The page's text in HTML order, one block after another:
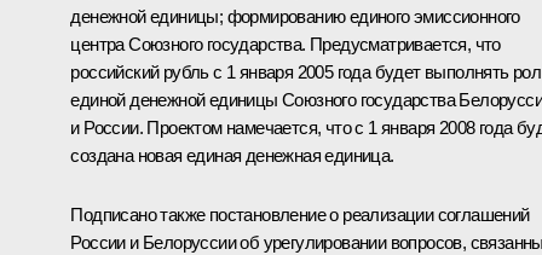
денежной единицы; формированию единого эмиссионного
центра Союзного государства. Предусматривается, что
российский рубль с 1 января 2005 года будет выполнять
единой денежной единицы Союзного государства
и России. Проектом намечается, что с 1 января 2008 года
создана новая единая денежная единица.
Подписано также постановление о реализации соглашений
России и Белоруссии об урегулировании вопросов,